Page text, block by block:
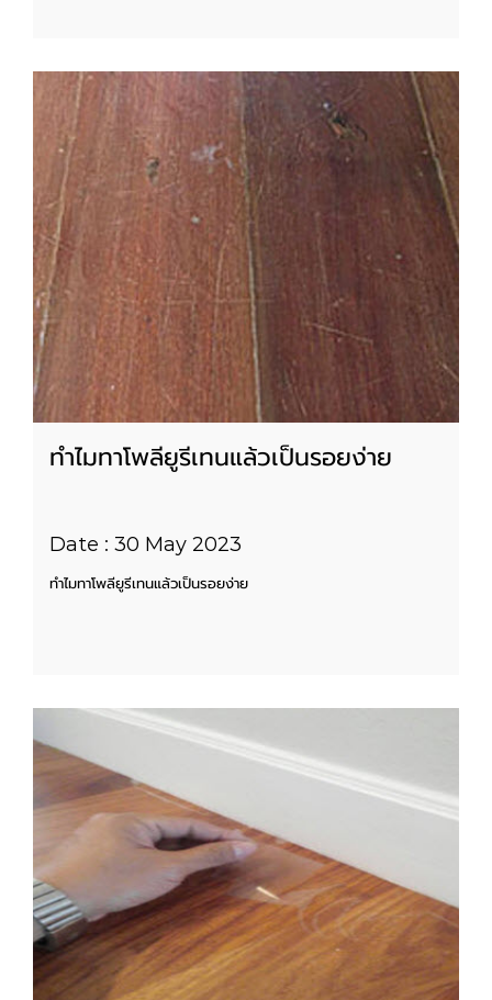
ทำไมทาโพลียูรีเทนแล้วเป็นรอยง่าย
Date : 30 May 2023
ทำไมทาโพลียูรีเทนแล้วเป็นรอยง่าย